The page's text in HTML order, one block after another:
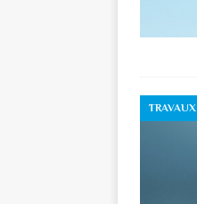
TRAVAUX